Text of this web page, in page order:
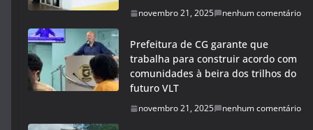
novembro 21, 2025 nenhum comentário
Prefeitura de CG garante que
trabalha para construir acordo com
comunidades à beira dos trilhos do
futuro VLT
novembro 21, 2025 nenhum comentário